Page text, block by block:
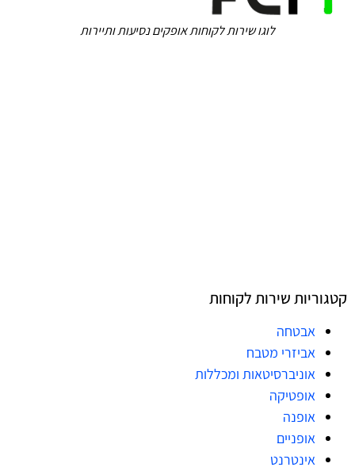
לוגו שירות לקוחות אופקים נסיעות ותיירות
קטגוריות שירות לקוחות
אבטחה
אביזרי מטבח
אוניברסיטאות ומכללות
אופטיקה
אופנה
אופניים
אינטרנט